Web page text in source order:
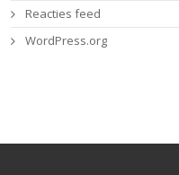
Reacties feed
WordPress.org